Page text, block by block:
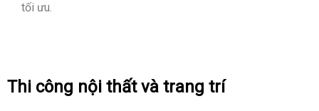
tối ưu.
Thi công nội thất và trang trí